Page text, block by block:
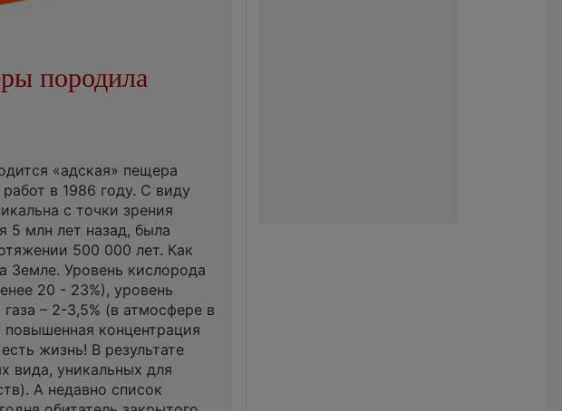
породила
«адская» пещера
в 1986 году. С виду
с точки зрения
5 млн лет назад, была
500 000 лет. Как
Земле. Уровень кислорода
20 - 23%), уровень
– 2-3,5% (в атмосфере в
концентрация
жизнь! В результате
вида, уникальных для
А недавно список